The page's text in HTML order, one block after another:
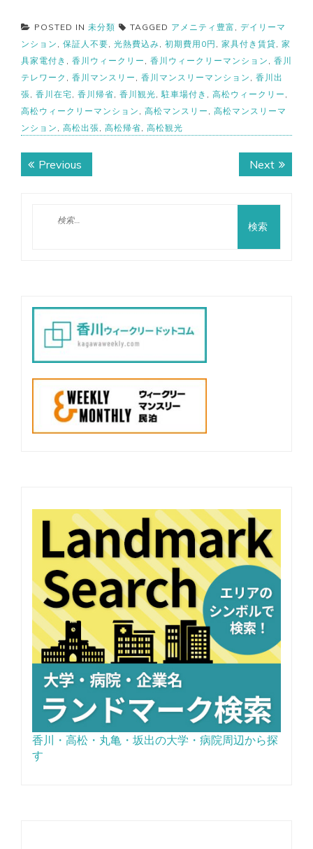
POSTED IN 未分類 TAGGED アメニティ豊富 , デイリーマ
ンション , 保証人不要, 光熱費込み, 初期費用0円 , 家具付き賃貸, 家
具家電付き , 香川ウィークリー , 香川ウィークリーマンション , 香川
テレワーク , 香川マンスリー , 香川マンスリーマンション , 香川出
張, 香川在宅, 香川帰省, 香川観光,駐車場付き , 高松ウィークリー ,
高松ウィークリーマンション , 高松マンスリー , 高松マンスリーマ
ンション , 高松出張, 高松帰省, 高松観光
投
シ
Previous
post:
NextNext
post:
香川・高松・丸亀・坂出の大学・病院周辺から探
す